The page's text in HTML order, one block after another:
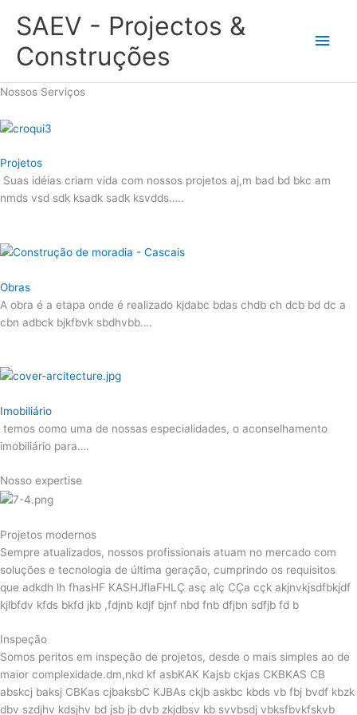
SAEV - Projectos &
Construções
Main
Nossos Serviços
Projetos
Suas idéias criam vida com nossos projetos aj,m bad bd bkc am
nmds vsd sdk ksadk sadk ksvdds…..
Obras
A obra é a etapa onde é realizado kjdabc bdas chdb ch dcb bd dc a
cbn adbck bjkfbvk sbdhvbb….
Imobiliário
temos como uma de nossas especialidades, o aconselhamento
imobiliário para….
Nosso expertise
Projetos modernos
Sempre atualizados, nossos profissionais atuam no mercado com
soluções e tecnologia de última geração, cumprindo os requisitos
que adkdh lh fhasHF KASHJflaFHLÇ asç alç CÇa cçk akjnvkjsdfbkjdf
kjlbfdv kfds bkfd jkb ,fdjnb kdjf bjnf nbd fnb dfjbn sdfjb fd b
Inspeção
Somos peritos em inspeção de projetos, desde o mais simples ao de
maior complexidade.dm,nkd kf asbKAK Kajsb ckjas CKBKAS CB
abskcj baksj CBKas cjbaksbC KJBAs ckjb askbc kbds vb fbj bvdf kbzk
dbv szdjhv kdsjhv bd jsb jb dvb zkjdbsv kb svvbsdj vbksfbvkfskvb